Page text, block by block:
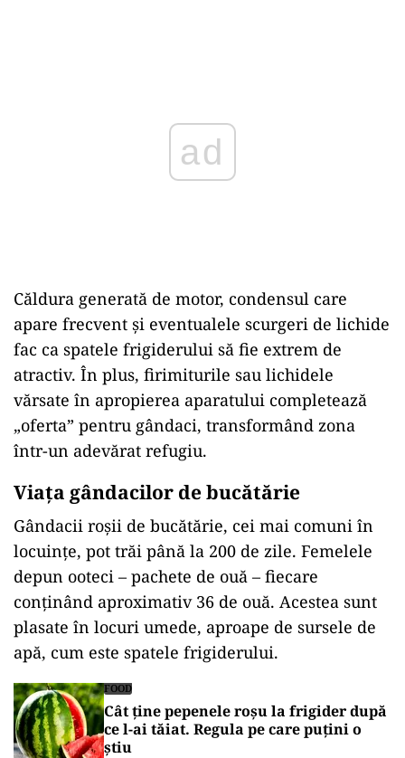
Căldura generată de motor, condensul care
apare frecvent și eventualele scurgeri de lichide
fac ca spatele frigiderului să fie extrem de
atractiv. În plus, firimiturile sau lichidele
vărsate în apropierea aparatului completează
„oferta” pentru gândaci, transformând zona
într-un adevărat refugiu.
Viața gândacilor de bucătărie
Gândacii roșii de bucătărie, cei mai comuni în
locuințe, pot trăi până la 200 de zile. Femelele
depun ooteci – pachete de ouă – fiecare
conținând aproximativ 36 de ouă. Acestea sunt
plasate în locuri umede, aproape de sursele de
apă, cum este spatele frigiderului.
FOOD
Cât ține pepenele roșu la frigider după
ce l-ai tăiat. Regula pe care puțini o
știu